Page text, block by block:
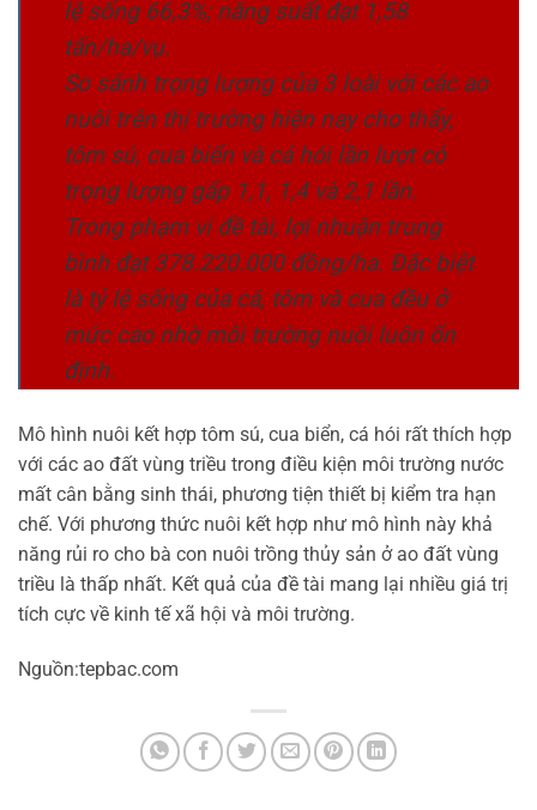
lệ sống 66,3%; năng suất đạt 1,58
tấn/ha/vụ.
So sánh trọng lượng của 3 loài với các ao
nuôi trên thị trường hiện nay cho thấy,
tôm sú, cua biển và cá hói lần lượt có
trọng lượng gấp 1,1, 1,4 và 2,1 lần.
Trong phạm vi đề tài, lợi nhuận trung
bình đạt 378.220.000 đồng/ha. Đặc biệt
là tỷ lệ sống của cá, tôm và cua đều ở
mức cao nhờ môi trường nuôi luôn ổn
định.
Mô hình nuôi kết hợp tôm sú, cua biển, cá hói rất thích hợp
với các ao đất vùng triều trong điều kiện môi trường nước
mất cân bằng sinh thái, phương tiện thiết bị kiểm tra hạn
chế. Với phương thức nuôi kết hợp như mô hình này khả
năng rủi ro cho bà con nuôi trồng thủy sản ở ao đất vùng
triều là thấp nhất. Kết quả của đề tài mang lại nhiều giá trị
tích cực về kinh tế xã hội và môi trường.
Nguồn:tepbac.com